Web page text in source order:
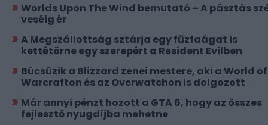
Worlds Upon The Wind bemutató – A pásztás
veséig ér
A Megszállottság sztárja egy fűzfaágat is
kettétörne egy szerepért a Resident Evilben
Búcsúzik a Blizzard zenei mestere, aki a World of
Warcrafton és az Overwatchon is dolgozott
Már annyi pénzt hozott a GTA 6, hogy az összes
fejlesztő nyugdíjba mehetne